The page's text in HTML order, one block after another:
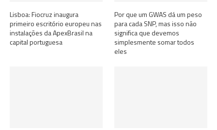
Lisboa: Fiocruz inaugura
primeiro escritório europeu nas
instalações da ApexBrasil na
capital portuguesa
Por que um GWAS dá um peso
para cada SNP, mas isso não
significa que devemos
simplesmente somar todos
eles